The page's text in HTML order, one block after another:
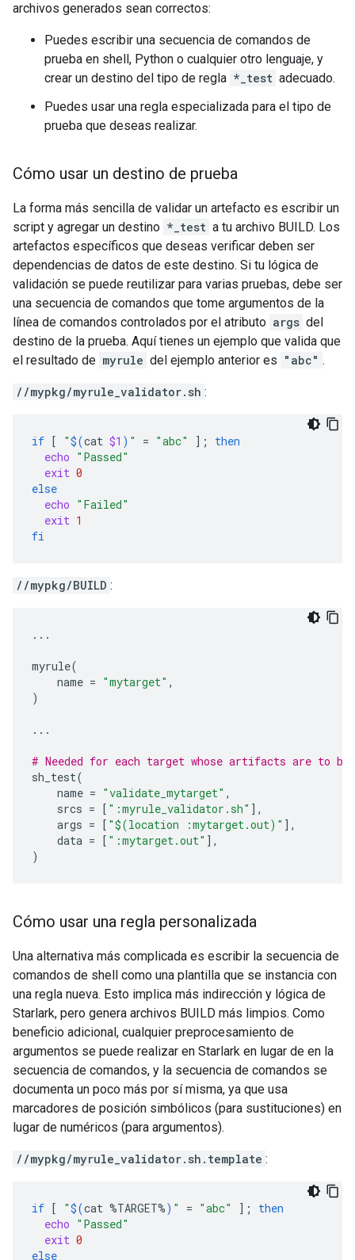
archivos generados sean correctos:
Puedes escribir una secuencia de comandos de
prueba en shell, Python o cualquier otro lenguaje, y
crear un destino del tipo de regla *_test adecuado.
Puedes usar una regla especializada para el tipo de
prueba que deseas realizar.
Cómo usar un destino de prueba
La forma más sencilla de validar un artefacto es escribir un
script y agregar un destino *_test a tu archivo BUILD. Los
artefactos específicos que deseas verificar deben ser
dependencias de datos de este destino. Si tu lógica de
validación se puede reutilizar para varias pruebas, debe ser
una secuencia de comandos que tome argumentos de la
línea de comandos controlados por el atributo args del
destino de la prueba. Aquí tienes un ejemplo que valida que
el resultado de myrule del ejemplo anterior es "abc" .
//mypkg/myrule_validator.sh :
if [ "$(cat $1 ) " = "abc" ] ;
then
echo "Passed"
exit 0
else
echo "Failed"
exit 1
fi
//mypkg/BUILD :
...
myrule(
name = "mytarget" ,
)
...
# Needed for each target whose artifacts are to be
sh_test(
name = "validate_mytarget" ,
srcs = [ ":myrule_validator.sh" ],
args = [ "$(location :mytarget.out)" ],
data = [ ":mytarget.out" ],
)
Cómo usar una regla personalizada
Una alternativa más complicada es escribir la secuencia de
comandos de shell como una plantilla que se instancia con
una regla nueva. Esto implica más indirección y lógica de
Starlark, pero genera archivos BUILD más limpios. Como
beneficio adicional, cualquier preprocesamiento de
argumentos se puede realizar en Starlark en lugar de en la
secuencia de comandos, y la secuencia de comandos se
documenta un poco más por sí misma, ya que usa
marcadores de posición simbólicos (para sustituciones) en
lugar de numéricos (para argumentos).
//mypkg/myrule_validator.sh.template :
if [ "$(cat %TARGET%) " = "abc" ] ;
then
echo "Passed"
exit 0
else